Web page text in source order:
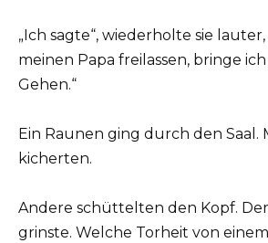
„Ich sagte“, wiederholte sie lauter,
meinen Papa freilassen, bringe
Gehen.“
Ein Raunen ging durch den Saal.
kicherten.
Andere schüttelten den Kopf.
grinste. Welche Torheit von